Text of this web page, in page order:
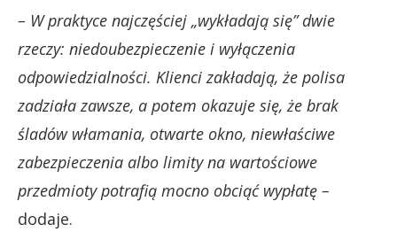
– W praktyce najczęściej „wykładają się” dwie
rzeczy: niedoubezpieczenie i wyłączenia
odpowiedzialności. Klienci zakładają, że polisa
zadziała zawsze, a potem okazuje się, że brak
śladów włamania, otwarte okno, niewłaściwe
zabezpieczenia albo limity na wartościowe
przedmioty potrafią mocno obciąć wypłatę –
dodaje.